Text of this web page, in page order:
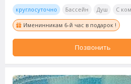
круглосуточно Бассейн Душ С
Именинникам 6-й час в подарок !
Позвонить